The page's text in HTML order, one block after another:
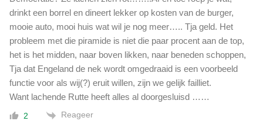
j
u
r
y
b
a
a
drinkt een borrel en dineert lekker op kosten van de burger,
mooie auto, mooi huis wat wil je nog meer….. Tja geld. Het
probleem met die piramide is niet die paar procent aan de top,
het is het midden, naar boven likken, naar beneden schoppen,
Tja dat Engeland de nek wordt omgedraaid is een voorbeeld
functie voor als wij(?) eruit willen, zijn we gelijk failliet.
Want lachende Rutte heeft alles al doorgesluisd ……
2 Reageer